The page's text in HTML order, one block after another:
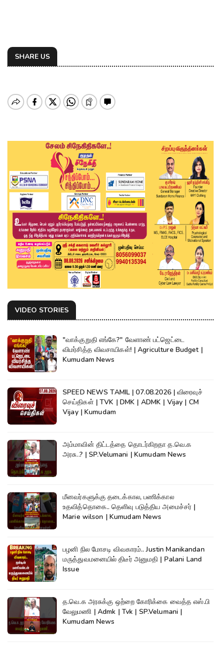
SHARE US
VIDEO STORIES
"வாக்குறுதி எங்கே?" வேளாண் பட்ஜெட்டை
விமர்சித்த விவசாயிகள்! | Agriculture Budget |
Kumudam News
SPEED NEWS TAMIL | 07.08.2026 | விரைவுச்
செய்திகள் | TVK | DMK | ADMK | Vijay | CM
Vijay | Kumudam
அம்மாவின் திட்டத்தை தொடர்கிறதா த.வெ.க
அரசு..? | SP.Velumani | Kumudam News
மீனவர்களுக்கு தடைக்கால, பணிக்கால
உதவித்தொகை.. தெளிவு படுத்திய அமைச்சர் |
Marie wilson | Kumudam News
பழனி நில மோசடி விவகாரம்.. Justin Manikandan
மருத்துவமனையில் திடீர் அனுமதி | Palani Land
Issue
த.வெ.க அரசுக்கு ஒற்றை கோரிக்கை வைத்த எஸ்.பி
வேலுமணி | Admk | Tvk | SP.Velumani |
Kumudam News